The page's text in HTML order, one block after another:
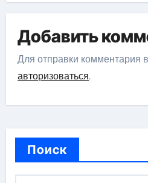
Добавить
Для отправки комментария
авторизоваться.
Поиск